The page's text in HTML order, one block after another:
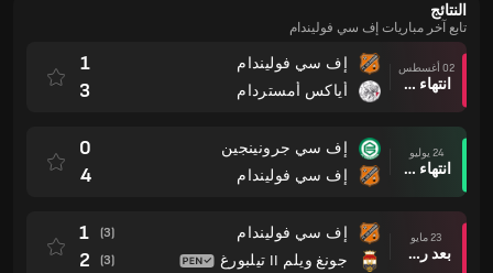
النتائج
تابع آخر مباريات إف سي فوليندام
02 أغسطس
انتهاء وقت المباراة
إف سي فوليندام
أياكس أمستردام
1
3
24 يوليو
انتهاء وقت المباراة
إف سي جرونينجين
إف سي فوليندام
0
4
23 مايو
بعد ركلات الترجيح
إف سي فوليندام
جونغ ويلم II تيلبورغ
(3)
1
(3)
2